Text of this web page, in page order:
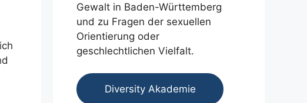
Gewalt in Baden-Württemberg
und zu Fragen der sexuellen
Orientierung oder
geschlechtlichen Vielfalt.
Diversity Akademie